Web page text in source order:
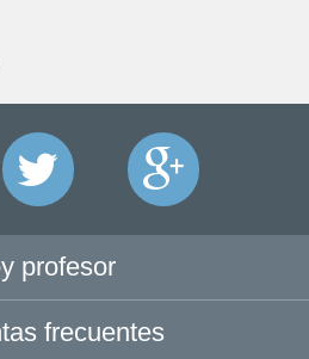
profesor
frecuentes